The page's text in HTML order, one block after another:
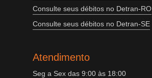
Consulte seus débitos no Detran-RO
Consulte seus débitos no Detran-SE
Atendimento
Seg a Sex das 9:00 às 18:00